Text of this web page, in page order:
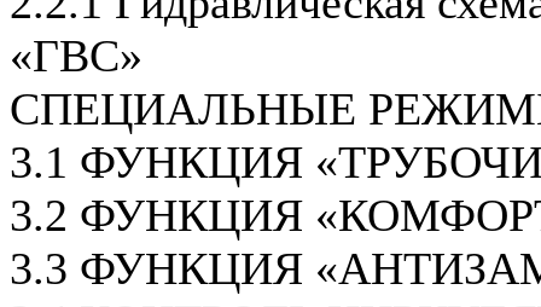
«ГВС»
СПЕЦИАЛЬНЫЕ
3.1 ФУНКЦИЯ
3.2 ФУНКЦИЯ
3.3 ФУНКЦИЯ